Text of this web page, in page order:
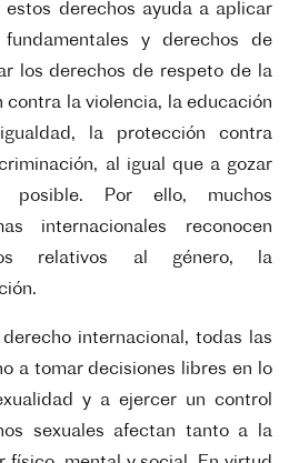
estos derechos ayuda a aplicar
y derechos de
los derechos de respeto de la
la violencia,
la educación
la protección contra
al igual que a gozar
Por ello, muchos
internacionales reconocen
relativos al género, la
internacional, todas las
a tomar decisiones libres en lo
y a ejercer un control
sexuales afectan tanto a la